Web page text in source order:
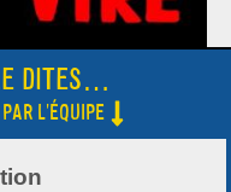
DITES…
L'ÉQUIPE